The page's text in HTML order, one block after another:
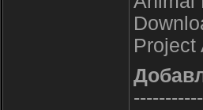
Project